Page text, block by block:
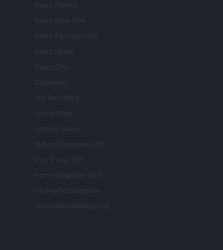
Newz Florida
Newz New York
Newz Pennsylvania
Newz Illinois
Newz Ohio
Gameland
Hig Tech Mag
Scoop Mag
Lgbtqia News
Motors Magazine 365
Day Travel 365
Home Magazine 365
Cineverse Magazine
SecondHomeMagazine